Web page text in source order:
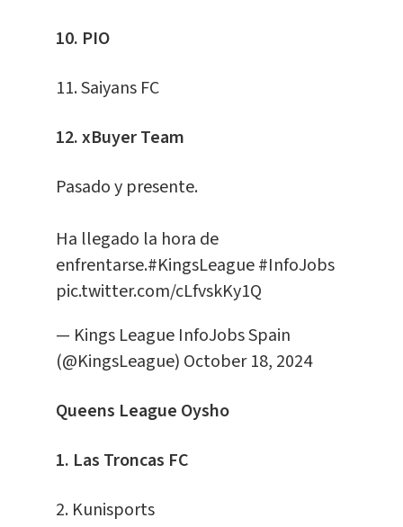
10. PIO
11. Saiyans FC
12. xBuyer Team
Pasado y presente.
Ha llegado la hora de
enfrentarse.#KingsLeague#InfoJobs
pic.twitter.com/cLfvskKy1Q
— Kings League InfoJobs Spain
(@KingsLeague) October 18, 2024
Queens League Oysho
1. Las Troncas FC
2. Kunisports